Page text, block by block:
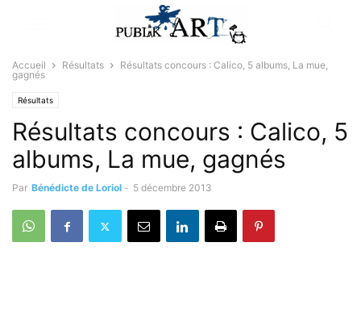
Accueil Résultats
Résultats concours : Calico, 5 albums, La mue,
gagnés
Résultats
Résultats concours : Calico, 5
albums, La mue, gagnés
Par Bénédicte de Loriol - 5 décembre 2013